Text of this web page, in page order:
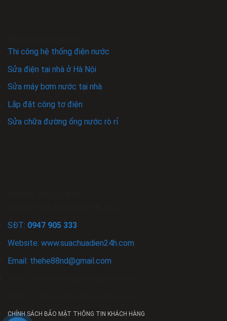
Thi công hệ thống điện nước
Sửa điện tại nhà ở Hà Nội
Sửa máy bơm nước tại nhà
Lắp đặt công tơ điện
Sửa chữa đường ống nước rò rỉ
SĐT: 0947 905 333
Website: www.suachuadien24h.com
Email: thehe88nd@gmail.com
CHÍNH SÁCH BẢO MẬT THÔNG TIN KHÁCH HÀNG